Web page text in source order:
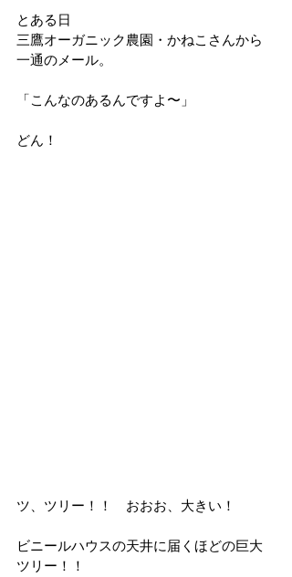
とある日
三鷹オーガニック農園・かねこさんから
一通のメール。
「こんなのあるんですよ〜」
どん！
ツ、ツリー！！　おおお、大きい！
ビニールハウスの天井に届くほどの巨大
ツリー！！